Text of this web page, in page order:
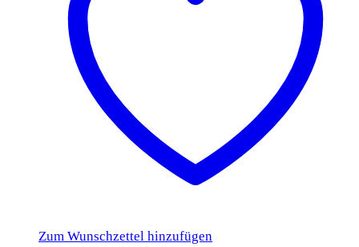
Zum Wunschzettel hinzufügen